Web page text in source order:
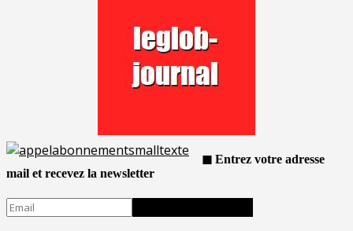
◼ Entrez votre adresse
mail et recevez la newsletter